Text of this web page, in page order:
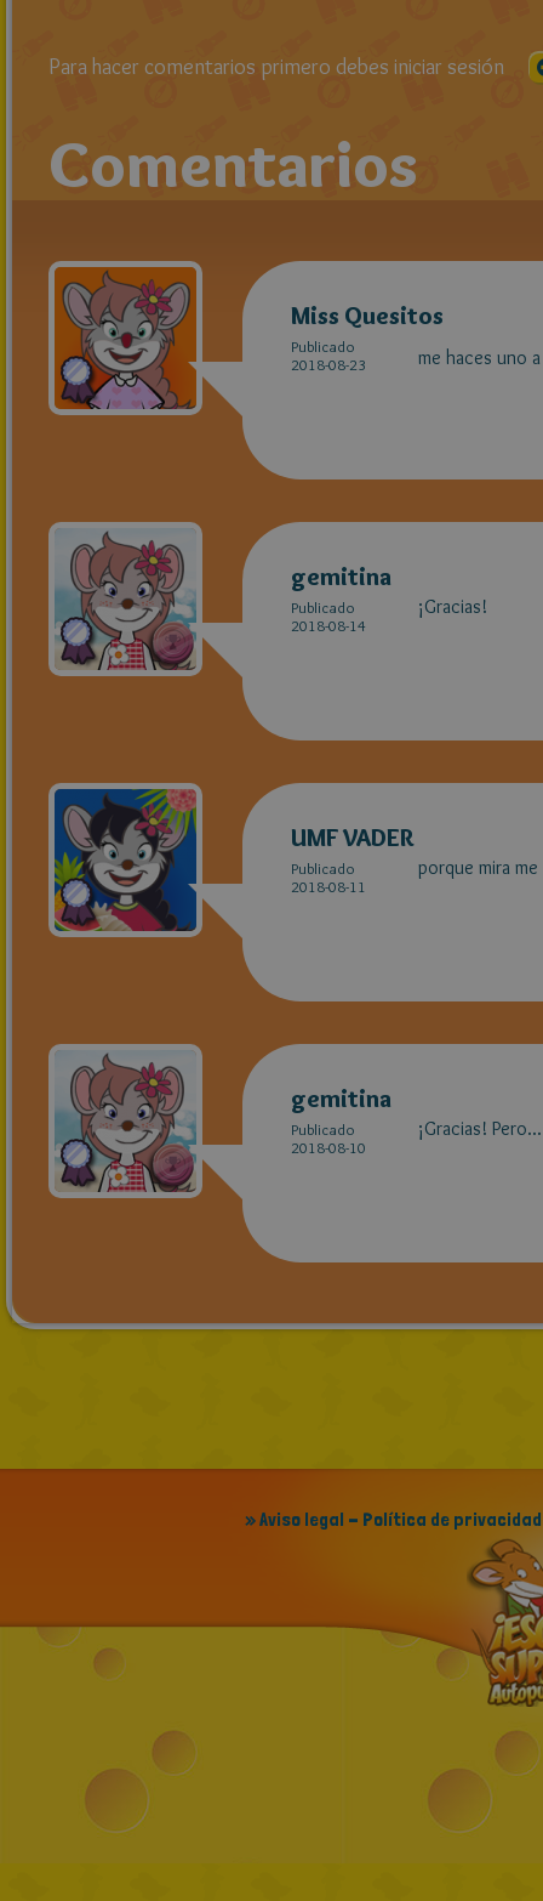
Para hacer comentarios primero debes iniciar sesión
Comentarios
Miss Quesitos
Publicado
2018-08-23
me haces uno
gemitina
Publicado
2018-08-14
¡Gracias!
UMF VADER
Publicado
2018-08-11
porque mira
gemitina
Publicado
2018-08-10
¡Gracias!
» Aviso legal - Política de privacidad